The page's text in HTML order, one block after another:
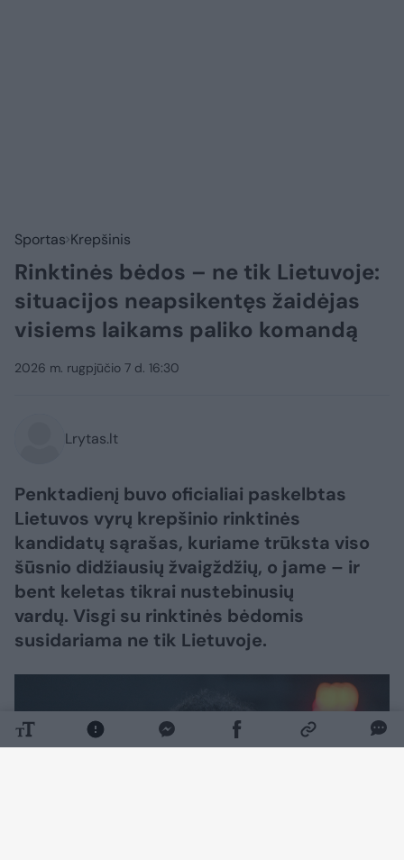
Sportas Krepšinis
Rinktinės bėdos – ne tik Lietuvoje:
situacijos neapsikentęs žaidėjas
visiems laikams paliko komandą
2026 m. rugpjūčio 7 d. 16:30
Lrytas.lt
Penktadienį buvo oficialiai paskelbtas
Lietuvos vyrų krepšinio rinktinės
kandidatų sąrašas, kuriame trūksta viso
šūsnio didžiausių žvaigždžių, o jame – ir
bent keletas tikrai nustebinusių
vardų. Visgi su rinktinės bėdomis
susidariama ne tik Lietuvoje.